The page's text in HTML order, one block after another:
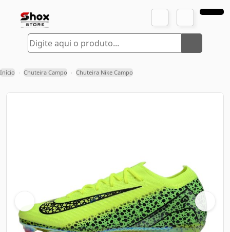
Início › Chuteira Campo › Chuteira Nike Campo